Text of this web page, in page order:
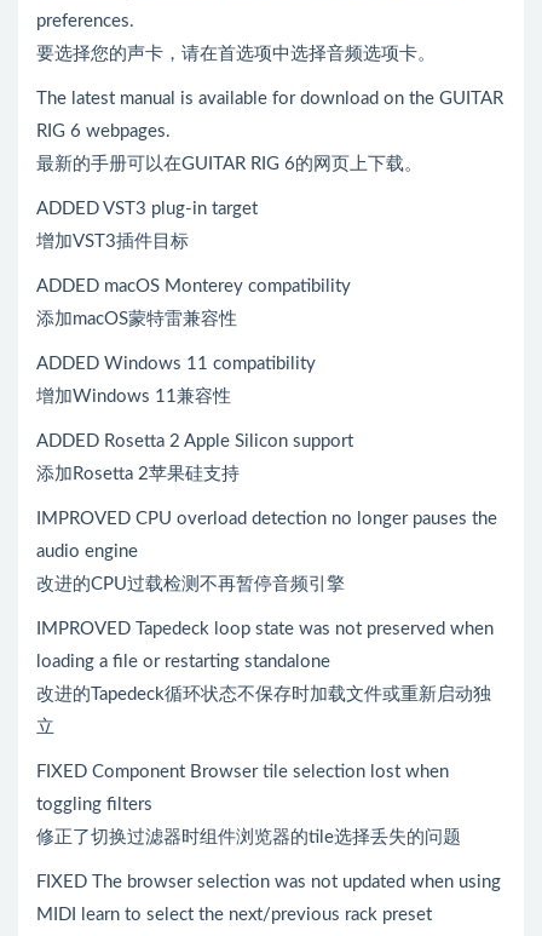
preferences.
要选择您的声卡，请在首选项中选择音频选项卡。
The latest manual is available for download on the GUITAR
RIG 6 webpages.
最新的手册可以在GUITAR RIG 6的网页上下载。
ADDED VST3 plug-in target
增加VST3插件目标
ADDED macOS Monterey compatibility
添加macOS蒙特雷兼容性
ADDED Windows 11 compatibility
增加Windows 11兼容性
ADDED Rosetta 2 Apple Silicon support
添加Rosetta 2苹果硅支持
IMPROVED CPU overload detection no longer pauses the
audio engine
改进的CPU过载检测不再暂停音频引擎
IMPROVED Tapedeck loop state was not preserved when
loading a file or restarting standalone
改进的Tapedeck循环状态不保存时加载文件或重新启动独
立
FIXED Component Browser tile selection lost when
toggling filters
修正了切换过滤器时组件浏览器的tile选择丢失的问题
FIXED The browser selection was not updated when using
MIDI learn to select the next/previous rack preset